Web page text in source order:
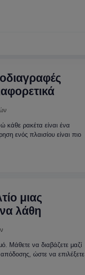
κάθε ρακέτα είναι ένα
ενός πλαισίου είναι πιο
μιας
λάθη
Μάθετε να διαβάζετε μαζί
ώστε να επιλέξετε